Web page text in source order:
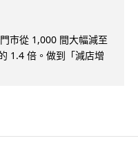
市從 1,000 間大幅減至
1.4 倍。做到「減店增